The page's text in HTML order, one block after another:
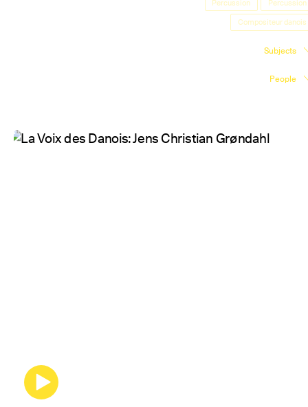
Fr
Percussion
Percussion
Compositeur danois
Subjects
People